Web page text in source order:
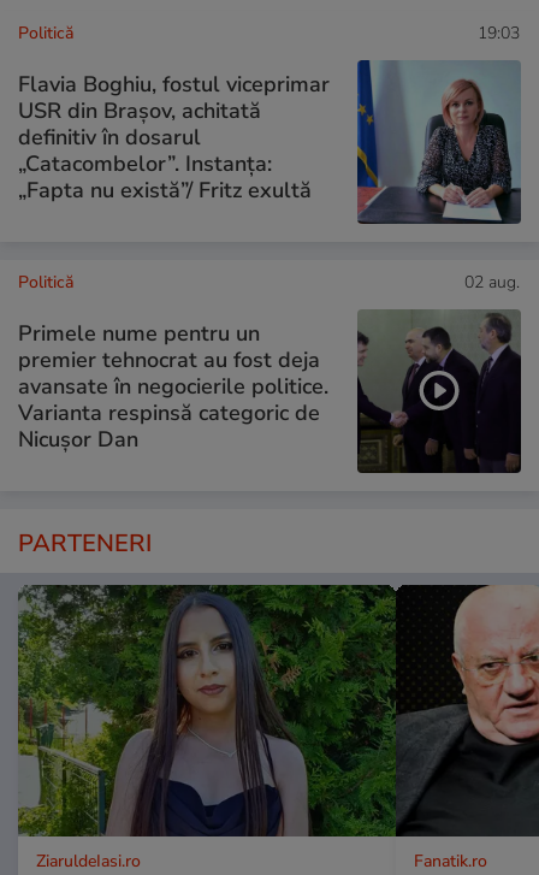
Politică 19:03
Flavia Boghiu, fostul viceprimar
USR din Brașov, achitată
definitiv în dosarul
„Catacombelor”. Instanța:
„Fapta nu există”/ Fritz exultă
Politică 02 aug.
Primele nume pentru un
premier tehnocrat au fost deja
avansate în negocierile politice.
Varianta respinsă categoric de
Nicușor Dan
PARTENERI
ZiaruldeIasi.ro Fanatik.ro